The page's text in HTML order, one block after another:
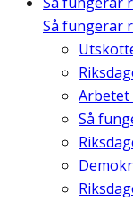
Så fungerar
Arbetet
Så